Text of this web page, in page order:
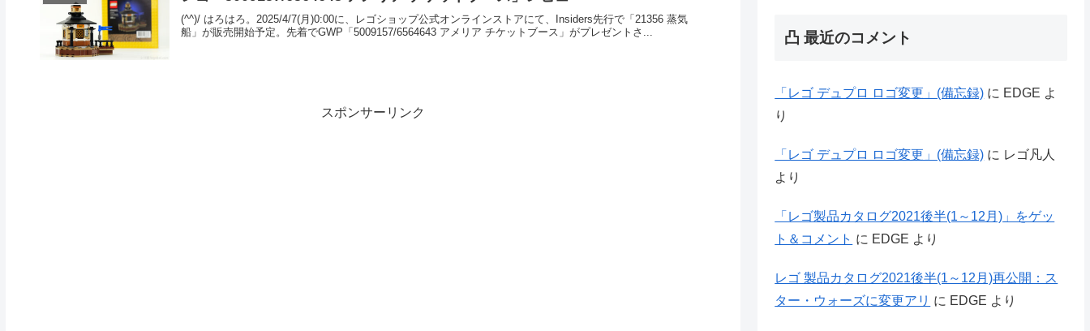
(^^)/ はろはろ。2025/4/7(月)0:00に、レゴショップ公式オンラインストアにて、Insiders先行で「21356 蒸気
船」が販売開始予定。先着でGWP「5009157/6564643 アメリア チケットブース」がプレゼントさ...
スポンサーリンク
凸 最近のコメント
「レゴ デュプロ ロゴ変更」(備忘録) に EDGE よ
り
「レゴ デュプロ ロゴ変更」(備忘録) に レゴ凡人
より
「レゴ製品カタログ2021後半(1～12月)」をゲッ
ト＆コメント に EDGE より
レゴ 製品カタログ2021後半(1～12月)再公開：ス
ター・ウォーズに変更アリ に EDGE より